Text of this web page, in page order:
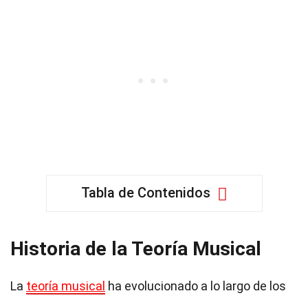
Tabla de Contenidos
Historia de la Teoría Musical
La teoría musical ha evolucionado a lo largo de los